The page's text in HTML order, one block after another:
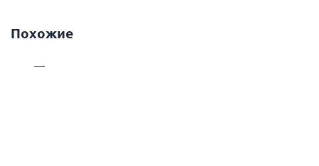
Похожие